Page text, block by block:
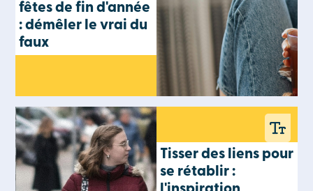
fêtes de fin d'année
: démêler le vrai du
faux
Tisser des liens pour
se rétablir :